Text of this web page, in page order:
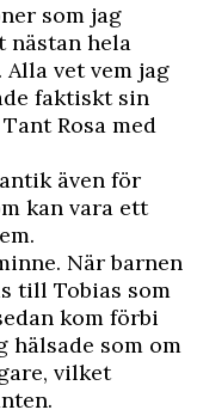
som jag
nästan hela
vet vem jag
faktiskt sin
Rosa med
även för
kan vara ett
När barnen
till Tobias som
kom förbi
hälsade som om
vilket